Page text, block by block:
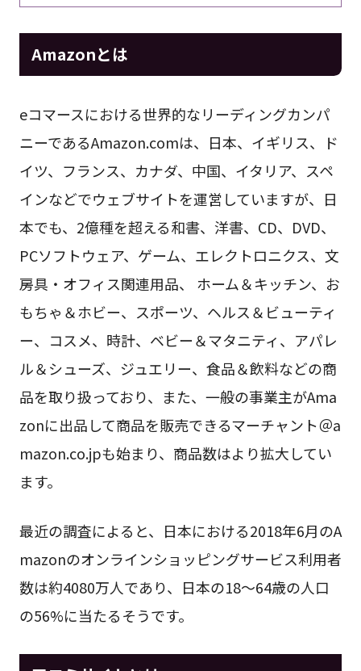
Amazonとは
eコマースにおける世界的なリーディングカンパ
ニーであるAmazon.comは、日本、イギリス、ド
イツ、フランス、カナダ、中国、イタリア、スペ
インなどでウェブサイトを運営していますが、日
本でも、2億種を超える和書、洋書、CD、DVD、
PCソフトウェア、ゲーム、エレクトロニクス、文
房具・オフィス関連用品、 ホーム＆キッチン、お
もちゃ＆ホビー、スポーツ、ヘルス＆ビューティ
ー、コスメ、時計、ベビー＆マタニティ、アパレ
ル＆シューズ、ジュエリー、食品＆飲料などの商
品を取り扱っており、また、一般の事業主がAma
zonに出品して商品を販売できるマーチャント＠a
mazon.co.jpも始まり、商品数はより拡大してい
ます。
最近の調査によると、日本における2018年6月のA
mazonのオンラインショッピングサービス利用者
数は約4080万人であり、日本の18～64歳の人口
の56%に当たるそうです。